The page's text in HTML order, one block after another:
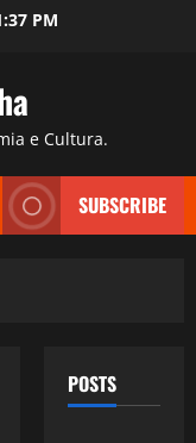
PM
e Cultura.
SUBSCRIBE
POSTS